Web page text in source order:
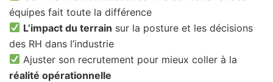
équipes fait toute la différence
L’impact du terrain sur la posture et les décisions
des RH dans l’industrie
Ajuster son recrutement pour mieux coller à la
réalité opérationnelle